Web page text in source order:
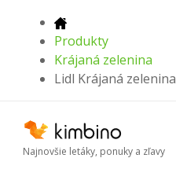
Produkty
Krájaná zelenina
Lidl Krájaná zelenina
Najnovšie letáky, ponuky a zľavy